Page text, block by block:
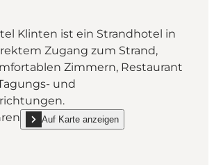
Klinten ist ein Strandhotel in
Zugang zum Strand,
Zimmern, Restaurant
und
"Strandhotel Klinten - Strandhotel in
Auf Karte anzeigen
show Strandhotel Klinten - Strandhotel in